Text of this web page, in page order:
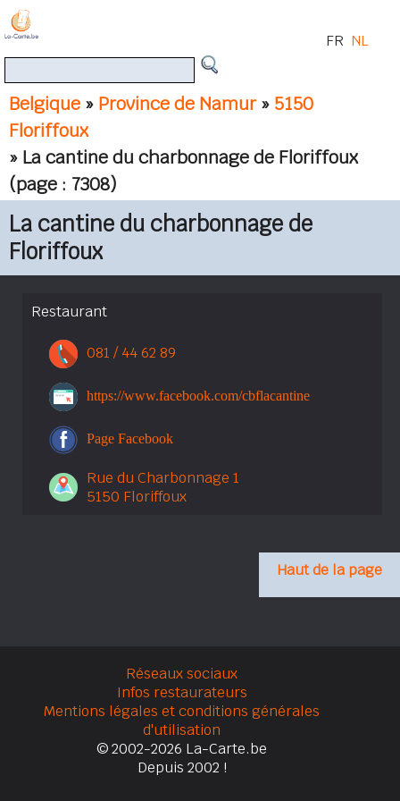
Belgique » Province de Namur» 5150
Floriffoux
» La cantine du charbonnage de Floriffoux
(page : 7308)
FR NL
La cantine du charbonnage de
Floriffoux
Restaurant
081 / 44 62 89
https://www.facebook.com/cbflacantine
Page Facebook
Rue du Charbonnage 1
5150 Floriffoux
Haut de la page
Réseaux sociaux
Infos restaurateurs
Mentions légales et conditions générales
d'utilisation
© 2002-2026 La-Carte.be
Depuis 2002 !